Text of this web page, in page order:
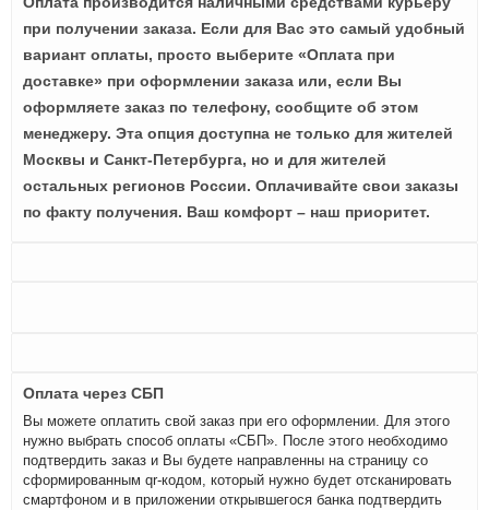
при получении заказа. Если для Вас это самый удобный
вариант оплаты, просто выберите «Оплата при
доставке» при оформлении заказа или, если Вы
оформляете заказ по телефону, сообщите об этом
менеджеру. Эта опция доступна не только для жителей
Москвы и Санкт-Петербурга, но и для жителей
остальных регионов России. Оплачивайте свои заказы
по факту получения. Ваш комфорт – наш приоритет.
Оплата через СБП
Вы можете оплатить свой заказ при его оформлении. Для этого
нужно выбрать способ оплаты «СБП». После этого необходимо
подтвердить заказ и Вы будете направленны на страницу со
сформированным qr-кодом, который нужно будет отсканировать
смартфоном и в приложении открывшегося банка подтвердить